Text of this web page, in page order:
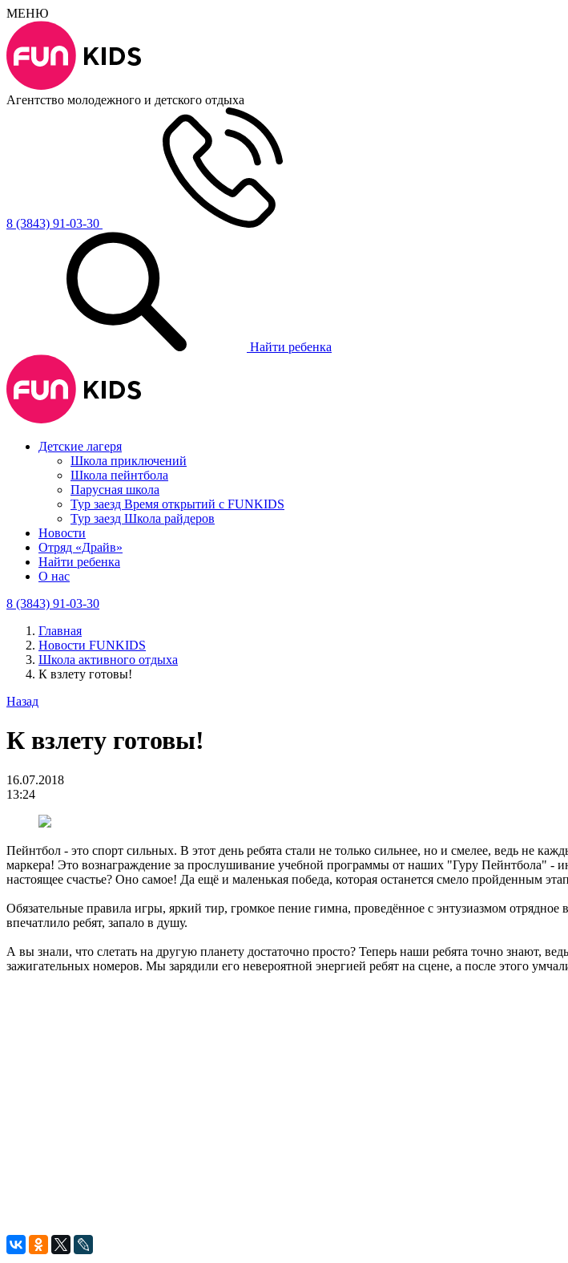
МЕНЮ
Агентство молодежного и детского отдыха
8 (3843) 91-03-30
Найти ребенка
Детские лагеря
Школа приключений
Школа пейнтбола
Парусная школа
Тур заезд Время открытий с FUNKIDS
Тур заезд Школа райдеров
Новости
Отряд «Драйв»
Найти ребенка
О нас
8 (3843) 91-03-30
Главная
Новости FUNKIDS
Школа активного отдыха
К взлету готовы!
Назад
К взлету готовы!
16.07.2018
13:24
Пейнтбол - это спорт сильных. В этот день ребята стали не только сильнее, но и смелее, ведь не
маркера! Это вознаграждение за прослушивание учебной программы от наших "Гуру Пейнтбола" -
настоящее счастье? Оно самое! Да ещё и маленькая победа, которая останется смело пройденным
Обязательные правила игры, яркий тир, громкое пение гимна, проведённое с энтузиазмом отрядное
впечатлило ребят, запало в душу.
А вы знали, что слетать на другую планету достаточно просто? Теперь наши ребята точно знают,
зажигательных номеров. Мы зарядили его невероятной энергией ребят на сцене, а после этого